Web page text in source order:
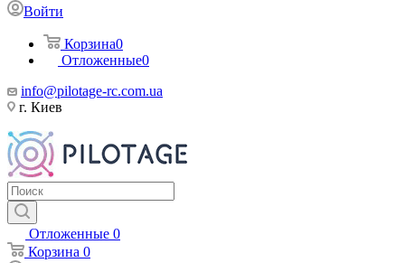
Войти
Корзина0
Отложенные0
info@pilotage-rc.com.ua
г. Киев
Отложенные 0
Корзина 0